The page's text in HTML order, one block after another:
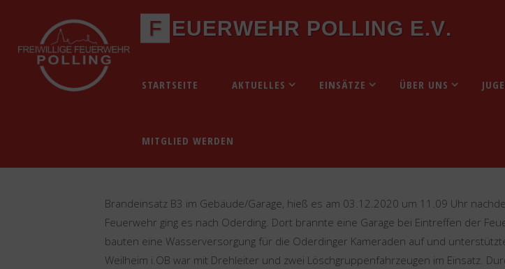
springen
F EUERWEHR POLLING E.V.
STARTSEITE AKTUELLES EINSÄTZE ÜBER UNS
MITGLIED WERDEN
Start
Brandeinsatz B3 im Gebäude/Garage, hieß es am 03.12.2020 um 11.09 Uhr
Feuerwehr ging es nach Oderding. Dort brannte eine Garage bei Eintreffen der
bauten eine Wasserversorgung für die Oderdinger Kameraden auf und
Weilheim i.OB war mit Drehleiter und zwei Löschgruppenfahrzeugen im Einsatz.